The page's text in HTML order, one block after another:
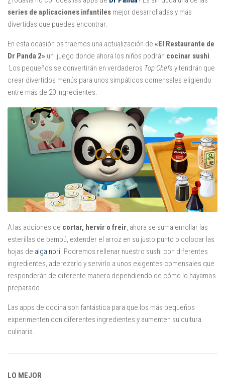
Juegos
Educativas
Opinión
Utilidades
Por autor
Comomola
Dada Company
Disney
Dr Panda
Lego
Marbotic
Mysticmono
Pocoyó
Sago Sago
Toca Boca
series de aplicaciones infantiles mejor desarrolladas y más
divertidas que puedes encontrar.
En esta ocasión os traemos una actualización de «El Restaurante de
Dr Panda 2» un juego donde ahora los niños podrán cocinar sushi.
Los pequeños se convertirán en verdaderos Top Chefs y tendrán que
crear divertidos menús para unos simpáticos comensales eligiendo
entre más de 20 ingredientes.
A las acciones de cortar, hervir o freir, ahora se suma enrollar las
esterillas de bambú, extender el arroz en su justo punto o colocar las
hojas de alga nori. Podremos rellenar nuestro sushi con diferentes
ingredientes, aderezarlo y servirlo a unos exigentes comensales que
responderán de diferente manera dependiendo de cómo lo hayamos
preparado.
Las apps de cocina son fantástica para que los más pequeños
experimenten con diferentes ingredientes y aumenten su cultura
culinaria.
LO MEJOR